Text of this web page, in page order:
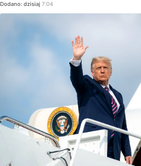
Dodano: dzisiaj 7:04